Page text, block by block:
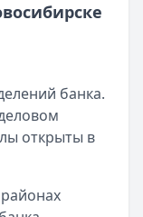
банка.
открыты в